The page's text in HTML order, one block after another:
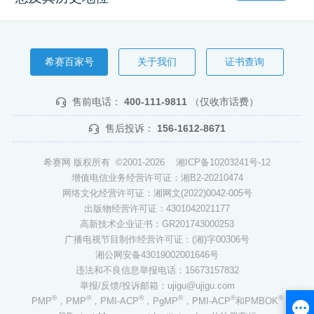
希赛百家号 关于我们 证书查询
售前电话： 400-111-9811 （仅收市话费）
售后投诉： 156-1612-8671
希赛网 版权所有 ©2001-2026 湘ICP备10203241号-12
增值电信业务经营许可证：湘B2-20210474
网络文化经营许可证：湘网文(2022)0042-005号
出版物经营许可证：4301042021177
高新技术企业证书：GR201743000253
广播电视节目制作经营许可证：(湘)字00306号
湘公网安备43019002001646号
违法和不良信息举报电话：15673157832
举报/反馈/投诉邮箱：ujigu@ujigu.com
PMP®，PMP®，PMI-ACP®，PgMP®，PMI-ACP®和PMBOK®